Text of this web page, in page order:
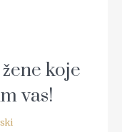
koje
vas!